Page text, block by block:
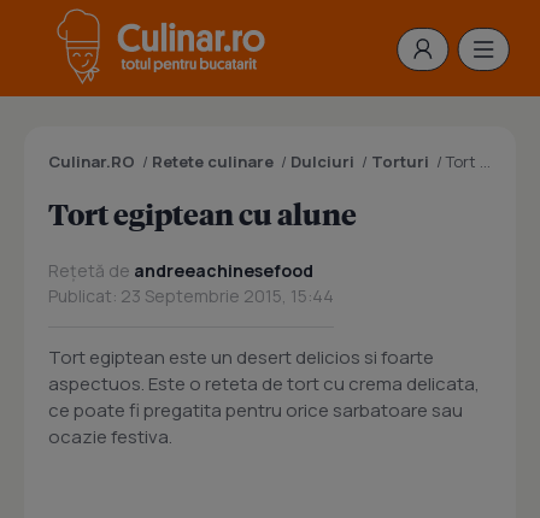
Culinar.RO / Retete culinare / Dulciuri / Torturi /Tort egiptean cu alune
Tort egiptean cu alune
Rețetă de andreeachinesefood
Publicat: 23 Septembrie 2015, 15:44
Tort egiptean este un desert delicios si foarte
aspectuos. Este o reteta de tort cu crema delicata,
ce poate fi pregatita pentru orice sarbatoare sau
ocazie festiva.